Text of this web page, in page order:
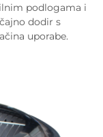
podlogama i
dodir s
uporabe.